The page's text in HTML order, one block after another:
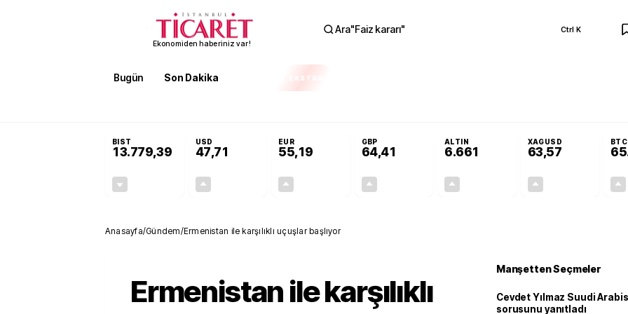
Ekonomiden haberiniz var!
Ara"Faiz kararı" Ctrl K
Bugün Son Dakika EKSTRA
BIST
13.779,39
USD
47,71
EUR
55,19
GBP
64,41
ALTIN
6.661
XAGUSD
63,57
BTC
Anasayfa/Gündem/Ermenistan ile karşılıklı uçuşlar başlıyor
Ermenistan ile karşılıklı
Manşetten Seçmeler
Cevdet Yılmaz Suudi
sorusunu yanıtladı